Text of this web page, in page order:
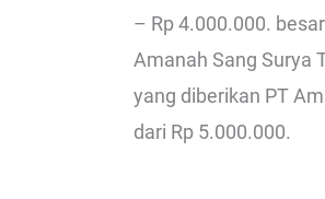
– Rp 4.000.000.
Amanah Sang Surya
yang diberikan PT
dari Rp 5.000.000.